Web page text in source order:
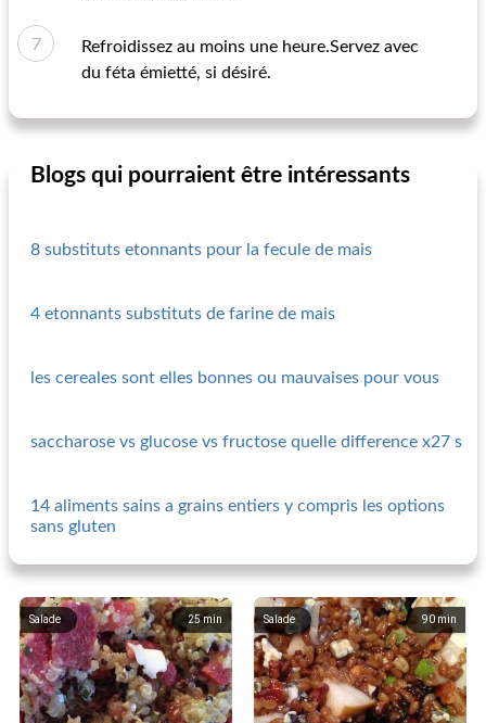
Refroidissez au moins une heure.Servez avec
du féta émietté, si désiré.
Blogs qui pourraient être intéressants
8 substituts etonnants pour la fecule de mais
4 etonnants substituts de farine de mais
les cereales sont elles bonnes ou mauvaises pour vous
saccharose vs glucose vs fructose quelle difference x27 s
14 aliments sains a grains entiers y compris les options
sans gluten
25min
Salade 90 min
Salade